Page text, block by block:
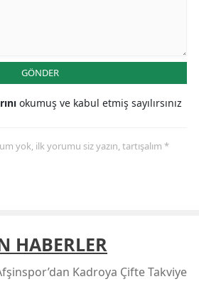
GÖNDER
okumuş ve kabul etmiş sayılırsınız
yok, ilk yorumu siz yazın, tartışalım *
HABERLER
Kadroya Çifte Takviye